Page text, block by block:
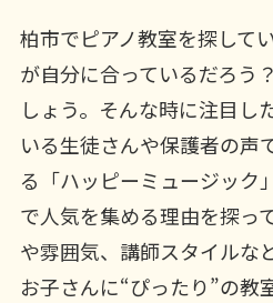
柏市でピアノ教室を探して
が自分に合っているだろう
しょう。そんな時に注目し
いる生徒さんや保護者の声
る「ハッピーミュージック
で人気を集める理由を探っ
や雰囲気、講師スタイルな
お子さんに“ぴったり”の教